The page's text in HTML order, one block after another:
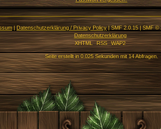
|Datenschutzerklärung / Privacy Policy|SMF 2.0.15 | SMF ©
Datenschutzerklärung
XHTML
RSS WAP2
Seite erstellt in 0.025 Sekunden mit 14 Abfragen.